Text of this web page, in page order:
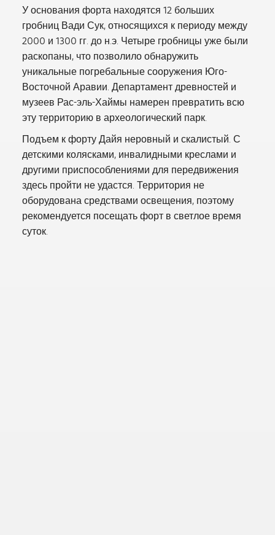
У основания форта находятся 12 больших
гробниц Вади Сук, относящихся к периоду между
2000 и 1300 гг. до н.э. Четыре гробницы уже были
раскопаны, что позволило обнаружить
уникальные погребальные сооружения Юго-
Восточной Аравии. Департамент древностей и
музеев Рас-эль-Хаймы намерен превратить всю
эту территорию в археологический парк.
Подъем к форту Дайя неровный и скалистый. С
детскими колясками, инвалидными креслами и
другими приспособлениями для передвижения
здесь пройти не удастся. Территория не
оборудована средствами освещения, поэтому
рекомендуется посещать форт в светлое время
суток.